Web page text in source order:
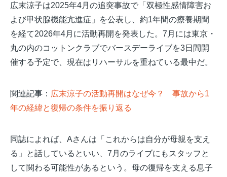
広末涼子は2025年4月の追突事故で「双極性感情障害お
よび甲状腺機能亢進症」を公表し、約1年間の療養期間
を経て2026年4月に活動再開を発表した。7月には東京・
丸の内のコットンクラブでバースデーライブを3日間開
催する予定で、現在はリハーサルを重ねている最中だ。
関連記事： 広末涼子の活動再開はなぜ今？ 事故から1
年の経緯と復帰の条件を振り返る
同誌によれば、Aさんは「これからは自分が母親を支え
る」と話しているといい、7月のライブにもスタッフと
して関わる可能性があるという。母の復帰を支える息子